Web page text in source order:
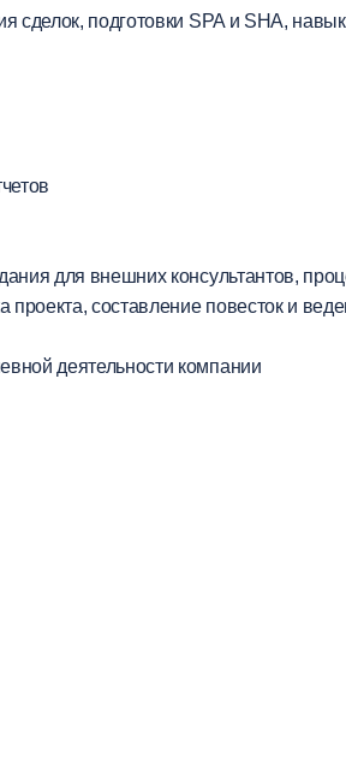
сделок, подготовки SPA и SHA,
для внешних консультантов,
составление повесток и
деятельности компании